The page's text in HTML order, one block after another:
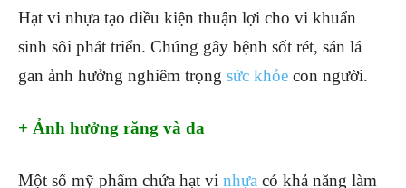
Hạt vi nhựa tạo điều kiện thuận lợi cho vi khuẩn
sinh sôi phát triển. Chúng gây bệnh sốt rét, sán lá
gan ảnh hưởng nghiêm trọng sức khỏe con người.
+ Ảnh hưởng răng và da
Một số mỹ phẩm chứa hạt vi nhựa có khả năng làm